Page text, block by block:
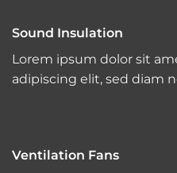
Sound Insulation
Lorem ipsum dolor sit
adipiscing elit, sed diam
Ventilation Fans